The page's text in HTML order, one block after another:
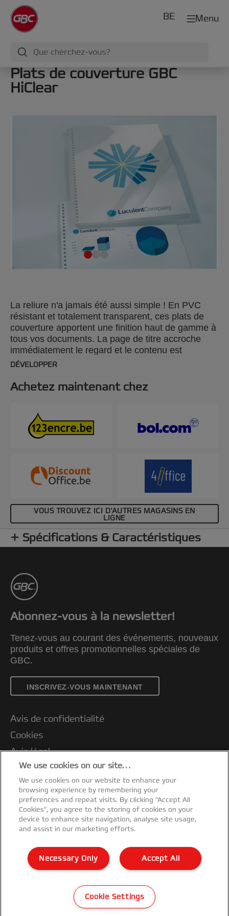
Menu
BE
Plats de couverture GBC
HiClear
La reliure n'a jamais été aussi simple ! En PVC
résistant et totalement transparent, ces plats de
couverture apportent une finition haut de gamme à
tous vos documents. La page de titre accroche
immédiatement le regard et le contenu est
parfaitement protégé. Couleur : transparent. 150
DÉVELOPPER
Achetez maintenant chez
VOUS TROUVEZ ICI D'AUTRES MAGASINS EN
LIGNE
Spécifications & Caractéristiques
Abonnez-vous à la newsletter!
Tenez-vous au courant des événements, nouveaux
produits et offres promotionnelles spéciales de
GBC.
INSCRIVEZ-VOUS MAINTENANT
Avis de confidentialité
Cookies
Avis légal
Impression
Support client
Gérer mes données
Conditions de garantie
Guide du recyclage des emballages
Déclarations de conformité
Plan du site
©2026 ACCO Brands
We use cookies on our site…
We use cookies on our website to enhance your
browsing experience by remembering your
preferences and repeat visits. By clicking “Accept All
Cookies”, you agree to the storing of cookies on your
device to enhance site navigation, analyse site usage,
and assist in our marketing efforts.
Accept All
Necessary Only
Cookie Settings